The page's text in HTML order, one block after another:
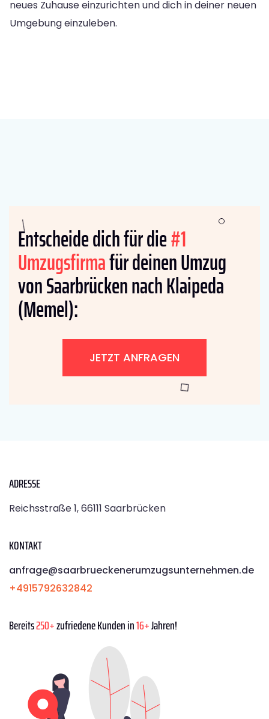
neues Zuhause einzurichten und dich in deiner neuen
Umgebung einzuleben.
Entscheide dich für die#1
Umzugsfirmafür deinen Umzug
von Saarbrücken nach Klaipeda
(Memel):
JETZT ANFRAGEN
ADRESSE
Reichsstraße 1, 66111 Saarbrücken
KONTAKT
anfrage@saarbrueckenerumzugsunternehmen.de
+4915792632842
Bereits250+zufriedene Kunden in16+Jahren!